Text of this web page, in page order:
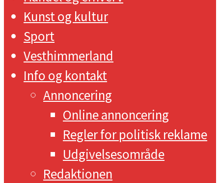
Kunst og kultur
Sport
Vesthimmerland
Info og kontakt
Annoncering
Online annoncering
Regler for politisk reklame
Udgivelsesområde
Redaktionen